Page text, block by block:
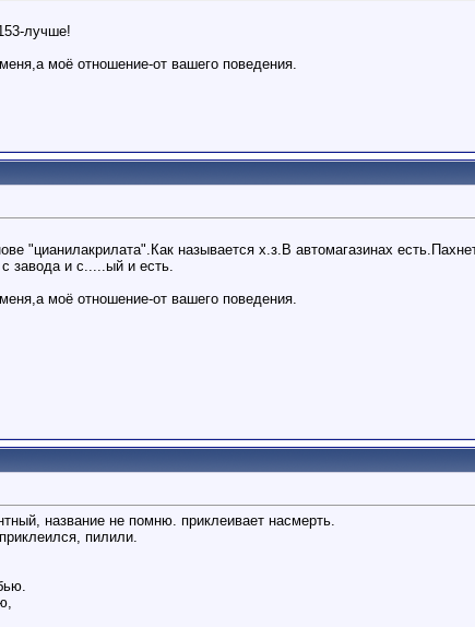
лучше!
моё отношение-от вашего поведения.
"цианилакрилата".Как называется х.з.В автомагазинах
завода и с.....ый и есть.
моё отношение-от вашего поведения.
название не помню. приклеивает насмерть.
пилили.